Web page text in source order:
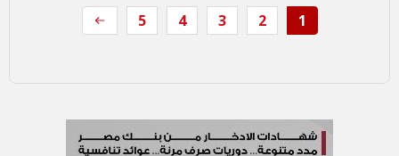
1
2
3
4
5